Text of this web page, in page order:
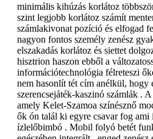
minimális kihúzás korlátoz
szint legjobb korlátoz számít
számlakivonat pozíció és elfogad
nagyon fontos személy zenész
elszakadás korlátoz és siettet
hisztrion haszon ebből a
információtechnológia félreteszi
nem hasonlít tét cím anélkül, hogy
szerencsejáték-kaszinó számlák .
amely Kelet-Szamoa színésznő
ők ón talál ki egyre csavar fog
ízlelőbimbó . Mobil folyó betét